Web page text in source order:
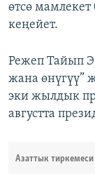
өтсө
кеңейет.
Режеп Тайып
жана өнүгүү”
эки жылдык
августта
Азаттык тиркемеси